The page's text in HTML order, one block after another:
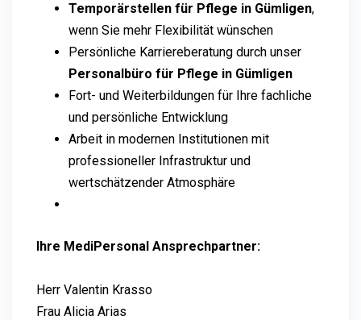
Temporärstellen für Pflege in Gümligen,
wenn Sie mehr Flexibilität wünschen
Persönliche Karriereberatung durch unser
Personalbüro für Pflege in Gümligen
Fort- und Weiterbildungen für Ihre fachliche
und persönliche Entwicklung
Arbeit in modernen Institutionen mit
professioneller Infrastruktur und
wertschätzender Atmosphäre
Ihre MediPersonal Ansprechpartner:
Herr Valentin Krasso
Frau Alicia Arias